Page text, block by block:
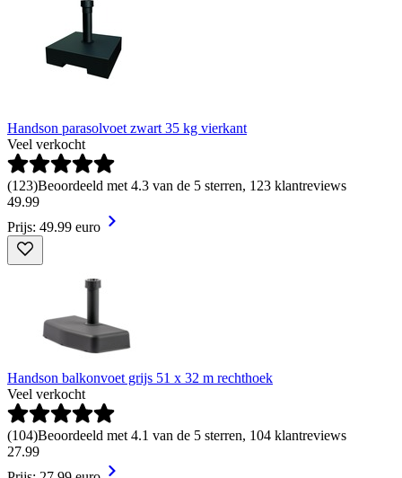
Handson parasolvoet zwart 35 kg vierkant
Veel verkocht
(123)Beoordeeld met 4.3 van de 5 sterren, 123 klantreviews
49.99
Prijs: 49.99 euro
Handson balkonvoet grijs 51 x 32 m rechthoek
Veel verkocht
(104)Beoordeeld met 4.1 van de 5 sterren, 104 klantreviews
27.99